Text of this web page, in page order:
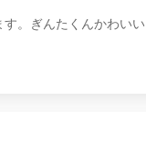
。ぎんたくんかわいい